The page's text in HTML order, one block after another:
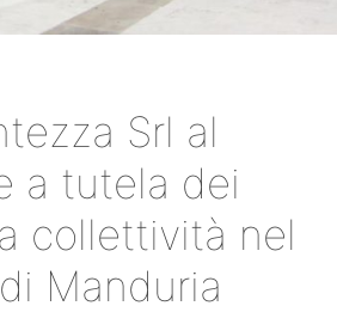
Srl al
a tutela dei
collettività nel
Manduria